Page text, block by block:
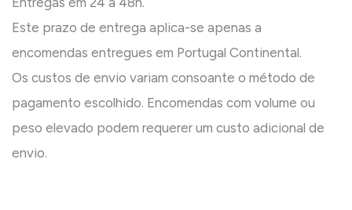
Este prazo de entrega aplica-se apenas a
encomendas entregues em Portugal Continental.
Os custos de envio variam consoante o método de
pagamento escolhido. Encomendas com volume ou
peso elevado podem requerer um custo adicional de
envio.